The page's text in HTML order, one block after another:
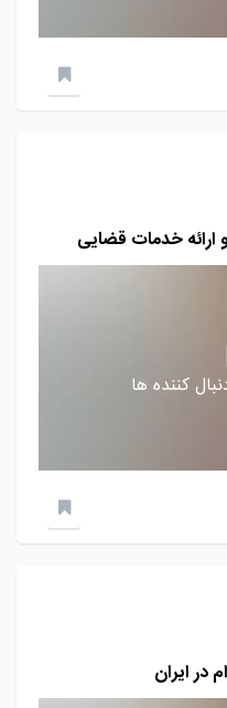
ارائه خدمات قضایی
کننده ها
در ایران